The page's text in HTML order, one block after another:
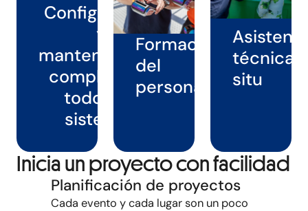
técnica
situ
Configuración
y
mantenimiento
completo de
todos los
sistemas
Formación
del
personal
Inicia un proyecto con facilidad
Planificación de proyectos
Cada evento y cada lugar son un poco